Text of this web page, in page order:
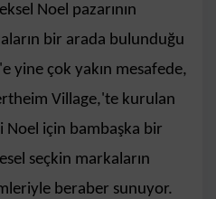
Noel pazarının
bir arada bulunduğu
yine çok yakın mesafede,
Village,'te kurulan
Noel için bambaşka bir
seçkin markaların
beraber sunuyor.